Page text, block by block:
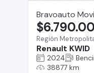
Bravoauto
Región
Renault KWID
2024
38877 km